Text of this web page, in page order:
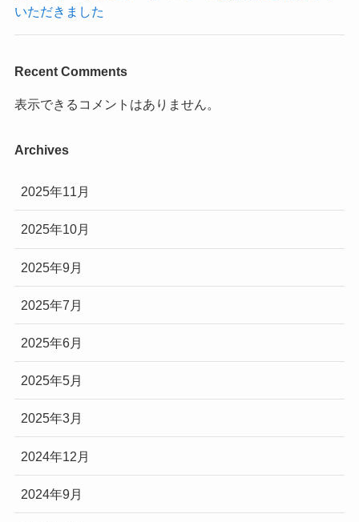
いただきました
Recent Comments
表示できるコメントはありません。
Archives
2025年11月
2025年10月
2025年9月
2025年7月
2025年6月
2025年5月
2025年3月
2024年12月
2024年9月